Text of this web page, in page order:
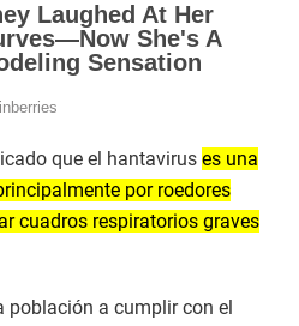
que el hantavirus es una
por roedores
cuadros respiratorios graves
a cumplir con el